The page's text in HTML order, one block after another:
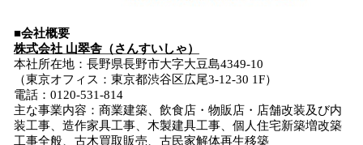
■会社概要
株式会社 山翠舎（さんすいしゃ）
本社所在地：長野県長野市大字大豆島4349-10
（東京オフィス：東京都渋谷区広尾3-12-30 1F）
電話：0120-531-814
主な事業内容：商業建築、飲食店・物販店・店舗改装及び内
装工事、造作家具工事、木製建具工事、個人住宅新築増改築
工事全般、古木買取販売、古民家解体再生移築